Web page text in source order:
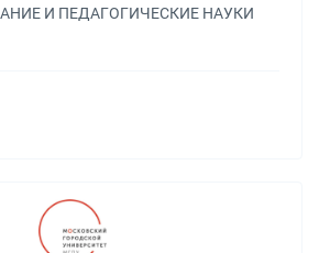
И ПЕДАГОГИЧЕСКИЕ НАУКИ